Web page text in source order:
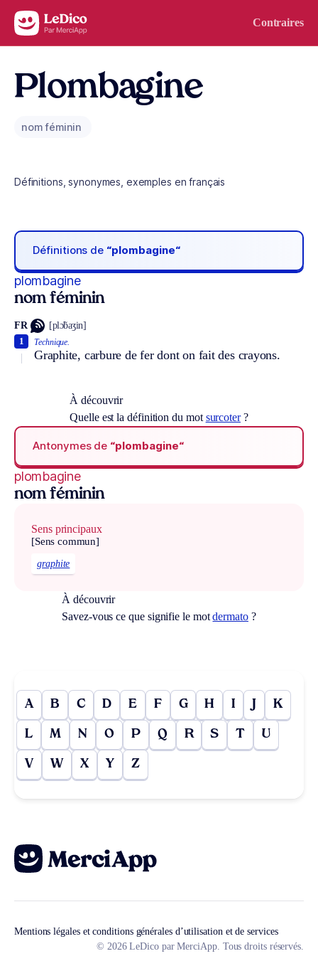
Aller au contenu Contraires
Plombagine
nom féminin
Définitions, synonymes, exemples en français
Définitions de “plombagine“
plombagine
nom féminin
FR [plɔ̃baʒin]
Technique.
Graphite, carbure de fer dont on fait des crayons.
1
À découvrir
Quelle est la définition du mot surcoter?
Antonymes de “plombagine“
plombagine
nom féminin
Sens principaux
[Sens commun]
graphite
À découvrir
Savez-vous ce que signifie le motdermato?
A B C D E F G H I J K
L M N O P Q R S T U
V W X Y Z
Mentions légales et conditions générales d’utilisation et de services
© 2026 LeDico par MerciApp. Tous droits réservés.